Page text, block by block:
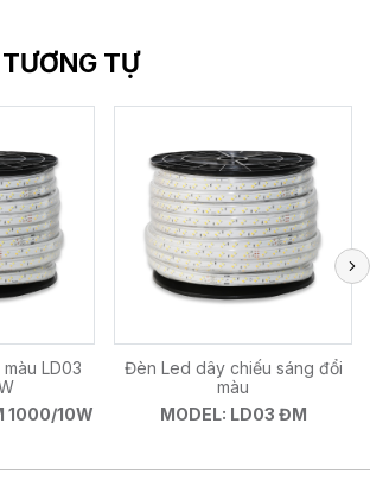
TỰ
LD03
1000/10W
Đèn Led dây chiếu sáng đổi
màu
MODEL: LD03 ĐM